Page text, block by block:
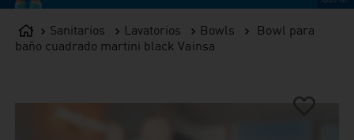
Sanitarios Lavatorios Bowls
Bowl para
baño cuadrado martini black Vainsa